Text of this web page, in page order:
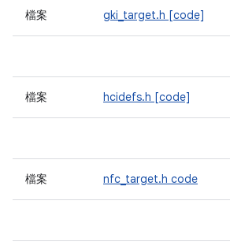
檔案 gki_target.h [code]
檔案 hcidefs.h [code]
檔案 nfc_target.h code